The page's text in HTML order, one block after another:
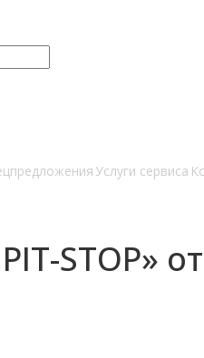
Услуги сервиса
STOP»